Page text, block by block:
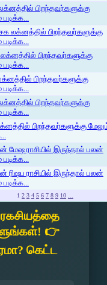
பிறந்தவர்களுக்கு
படிக்க...
லக்னத்தில் பிறந்தவர்களுக்கு
படிக்க...
லக்னத்தில் பிறந்தவர்களுக்கு
படிக்க...
பிறந்தவர்களுக்கு
படிக்க...
பிறந்தவர்களுக்கு
படிக்க...
பிறந்தவர்களுக்கு
மேஷ ராசியில் இருந்தால் பலன்
படிக்க...
ரிஷப ராசியில் இருந்தால் பலன்
படிக்க...
1 2 3 4 5 6 7 8 9 10 ...
👉
கெட்ட